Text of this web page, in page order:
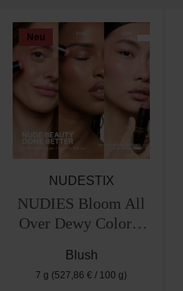
Neu
NUDESTIX
NUDIES Bloom All
Over Dewy Color –
Blush
7 g (527,86 € / 100 g)